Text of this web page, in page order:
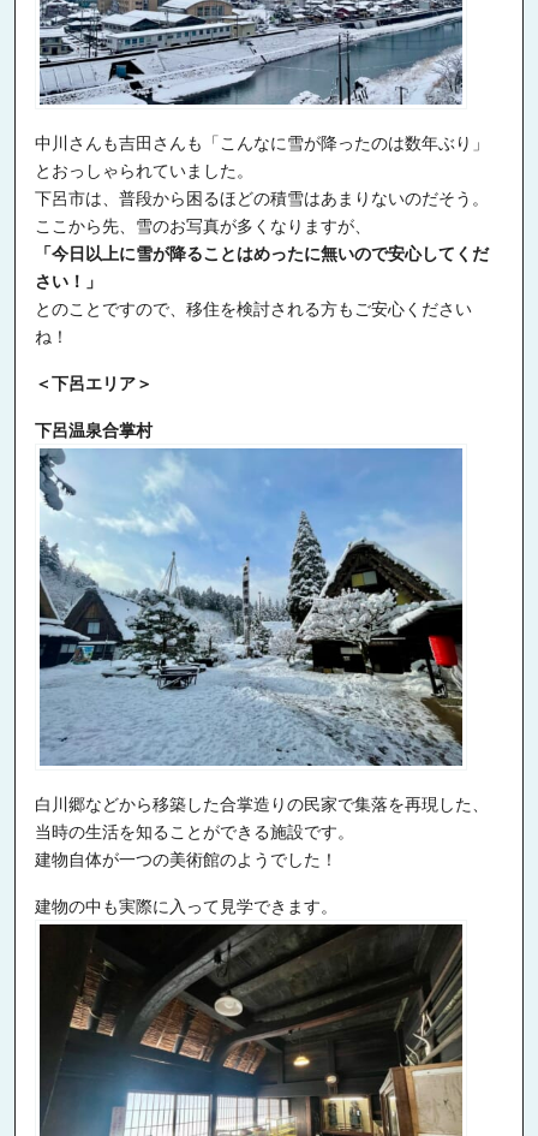
中川さんも吉田さんも「こんなに雪が降ったのは数年ぶり」
とおっしゃられていました。
下呂市は、普段から困るほどの積雪はあまりないのだそう。
ここから先、雪のお写真が多くなりますが、
「今日以上に雪が降ることはめったに無いので安心してくだ
さい！」
とのことですので、移住を検討される方もご安心ください
ね！
＜下呂エリア＞
下呂温泉合掌村
白川郷などから移築した合掌造りの民家で集落を再現した、
当時の生活を知ることができる施設です。
建物自体が一つの美術館のようでした！
建物の中も実際に入って見学できます。